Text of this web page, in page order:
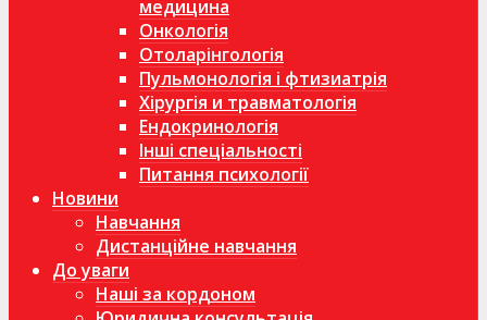
медицина
Онкологія
Отоларінгологія
Пульмонологія і фтизиатрія
Хірургія и травматологія
Ендокринологія
Інші спеціальності
Питання психології
Новини
Навчання
Дистанційне навчання
До уваги
Наші за кордоном